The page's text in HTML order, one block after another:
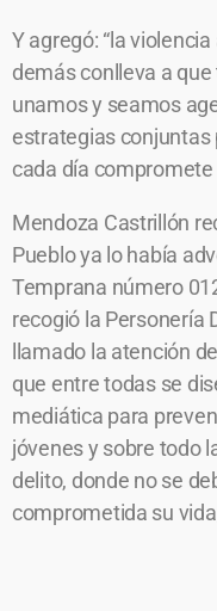
Y agregó: “la
demás conlleva a
unamos y seamos
estrategias conjuntas
cada día
Mendoza Castrillón
Pueblo ya lo había
Temprana número
recogió la Personería
llamado la atención
que entre todas se
mediática para
jóvenes y sobre todo
delito, donde no se
comprometida su